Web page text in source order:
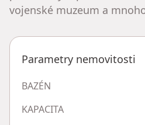
vojenské muzeum a
Parametry nemovitosti
BAZÉN
KAPACITA